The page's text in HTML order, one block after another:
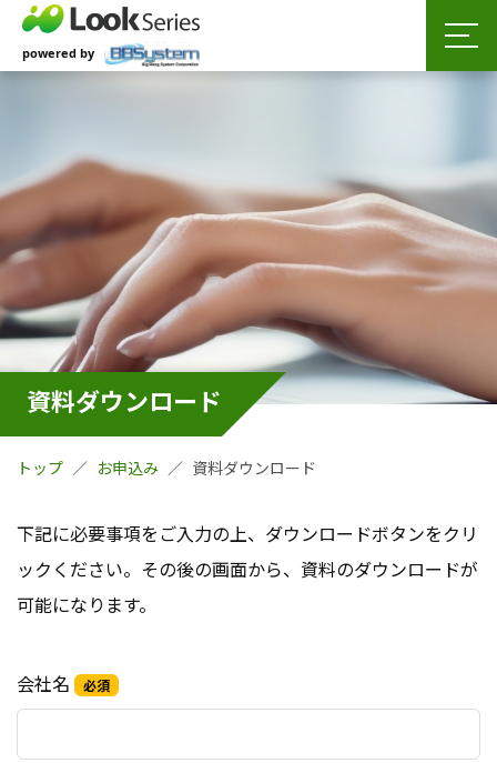
資料ダウンロード
トップ お申込み 資料ダウンロード
下記に必要事項をご入力の上、ダウンロードボタンをクリ
ックください。その後の画面から、資料のダウンロードが
可能になります。
会社名 必須